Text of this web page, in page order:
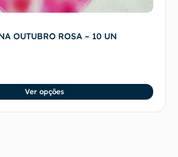
OUTUBRO ROSA – 10 UN
Ver opções